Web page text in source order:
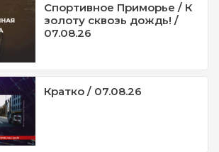
Спортивное Приморье / К
золоту сквозь дождь! /
07.08.26
Кратко / 07.08.26